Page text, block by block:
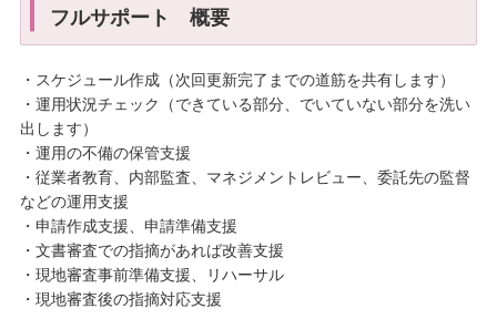
フルサポート 概要
・スケジュール作成（次回更新完了までの道筋を共有します）
・運用状況チェック（できている部分、でいていない部分を洗い
出します）
・運用の不備の保管支援
・従業者教育、内部監査、マネジメントレビュー、委託先の監督
などの運用支援
・申請作成支援、申請準備支援
・文書審査での指摘があれば改善支援
・現地審査事前準備支援、リハーサル
・現地審査後の指摘対応支援